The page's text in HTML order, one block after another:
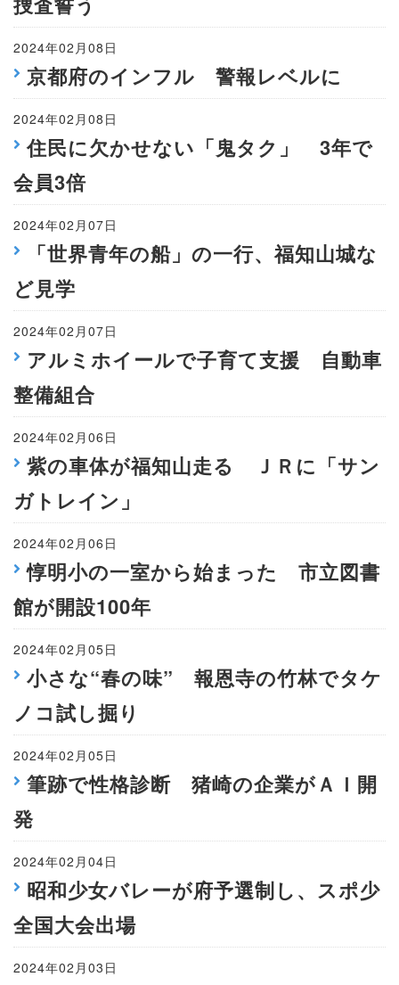
2024年02月08日
京都府のインフル 警報レベルに
2024年02月08日
住民に欠かせない「鬼タク」 3年で
会員3倍
2024年02月07日
「世界青年の船」の一行、福知山城な
ど見学
2024年02月07日
アルミホイールで子育て支援 自動車
整備組合
2024年02月06日
紫の車体が福知山走る ＪＲに「サン
ガトレイン」
2024年02月06日
惇明小の一室から始まった 市立図書
館が開設100年
2024年02月05日
小さな“春の味” 報恩寺の竹林でタケ
ノコ試し掘り
2024年02月05日
筆跡で性格診断 猪崎の企業がＡＩ開
発
2024年02月04日
昭和少女バレーが府予選制し、スポ少
全国大会出場
2024年02月03日